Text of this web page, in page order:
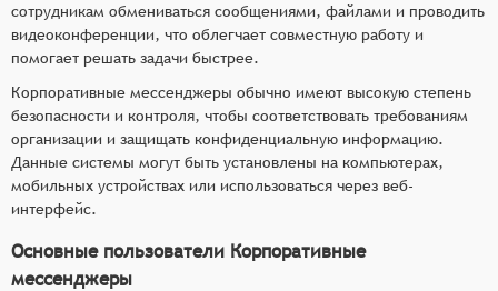
сотрудникам обмениваться сообщениями, файлами и проводить
видеоконференции, что облегчает совместную работу и
помогает решать задачи быстрее.
Корпоративные мессенджеры обычно имеют высокую степень
безопасности и контроля, чтобы соответствовать требованиям
организации и защищать конфиденциальную информацию.
Данные системы могут быть установлены на компьютерах,
мобильных устройствах или использоваться через веб-
интерфейс.
Основные пользователи Корпоративные
мессенджеры